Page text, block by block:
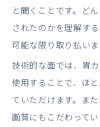
と聞くことです。ど
されたのかを理解す
可能な限り取り払いま
技術的な面では、胃
使用することで、ほ
ていただけます。ま
画質にもこだわって